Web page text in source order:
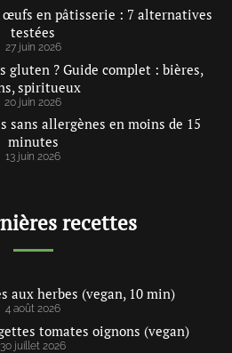
en pâtisserie : 7 alternatives
testées
27 juin 2026
gluten ? Guide complet : bières,
spiritueux
20 juin 2026
sans allergènes en moins de 15
minutes
13 juin 2026
recettes
aux herbes (vegan, 10 min)
4 août 2026
tomates oignons (vegan)
30 juillet 2026